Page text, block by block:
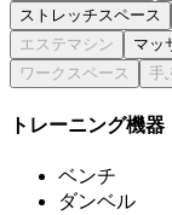
ストレッチスペース
マッ
トレーニング機器
ベンチ
ダンベル